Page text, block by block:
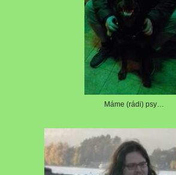
Máme (rádi) psy…